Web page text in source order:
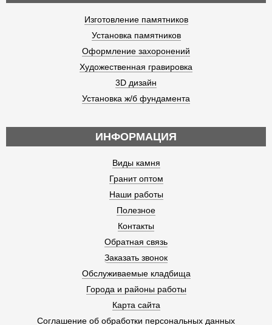
Изготовление памятников
Установка памятников
Оформление захоронений
Художественная гравировка
3D дизайн
Установка ж/б фундамента
ИНФОРМАЦИЯ
Виды камня
Гранит оптом
Наши работы
Полезное
Контакты
Обратная связь
Заказать звонок
Обслуживаемые кладбища
Города и районы работы
Карта сайта
Соглашение об обработки персональных данных